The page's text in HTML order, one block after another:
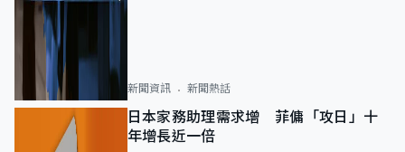
新聞資訊 新聞熱話
日本家務助理需求增 菲傭「攻日」十
年增長近一倍